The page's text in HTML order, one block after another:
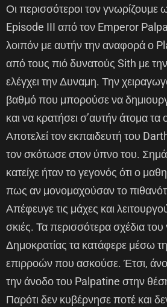
Οι περισσότεροι τον γνωρίζουμε
Episode III από τον Emperor
λοιπόν με αυτήν την αναφορά ο
από τους πιό δυνατούς Sith με
ελέγχει την Δυναμη. Την
βαθμό που μπορούσε να
και να κρατήσει σ’αυτήν άτομα
Αποτελεί τον εκπαιδευτή του
τον σκότωσε στον ύπνο του.
κατείχε ήταν το γεγονός ότι ο
πως αν μονομαχούσαν το
Απέφευγε τις μάχες και
σκιές. Τα περισσότερα σχέδια
Δημοκρατίας τα κατάφερε μέσω
επιρροών που ασκούσε. Έτσι,
την άνοδο του Palpatine στην
Παρότι δεν κυβέρνησε ποτέ και